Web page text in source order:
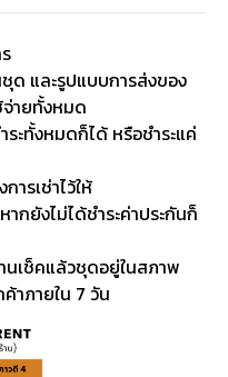
ด และรูปแบบการส่งของ
จ่ายทั้งหมด
ระทั้งหมดก็ได้ หรือชำระแค่
ารเช่าไว้ให้
กยังไม่ได้ชำระค่าประกันก็
นเช็คแล้วชุดอยู่ในสภาพ
าภายใน 7 วัน